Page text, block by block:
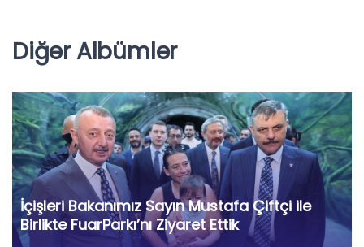
Diğer Albümler
İçişleri Bakanımız Sayın Mustafa Çiftçi ile
Birlikte FuarParkı’nı Ziyaret Ettik